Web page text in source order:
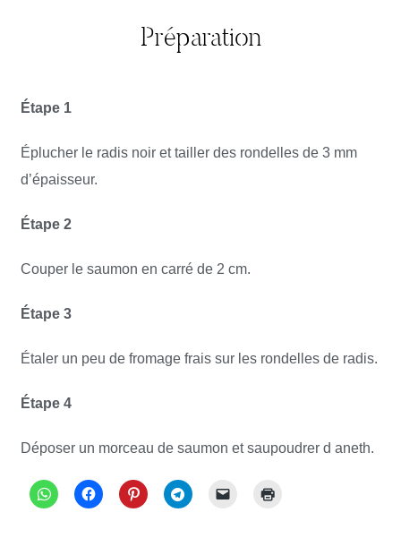
Préparation
Étape 1
Éplucher le radis noir et tailler des rondelles de 3 mm
d’épaisseur.
Étape 2
Couper le saumon en carré de 2 cm.
Étape 3
Étaler un peu de fromage frais sur les rondelles de radis.
Étape 4
Déposer un morceau de saumon et saupoudrer d aneth.